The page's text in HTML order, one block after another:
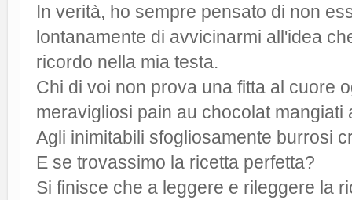
In verità, ho sempre pensato di non
lontanamente di avvicinarmi all'idea
ricordo nella mia testa.
Chi di voi non prova una fitta al cuore
meravigliosi pain au chocolat
Agli inimitabili sfogliosamente burrosi
E se trovassimo la ricetta perfetta?
Si finisce che a leggere e rileggere la